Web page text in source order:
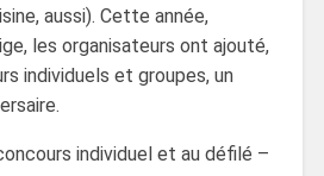
aussi). Cette année,
les organisateurs ont ajouté,
individuels et groupes, un
individuel et au défilé –